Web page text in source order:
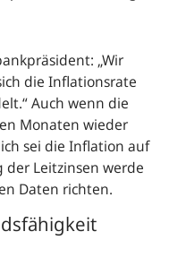
Wir
die Inflationsrate
Auch wenn die
Monaten wieder
sei die Inflation auf
der Leitzinsen werde
Daten richten.